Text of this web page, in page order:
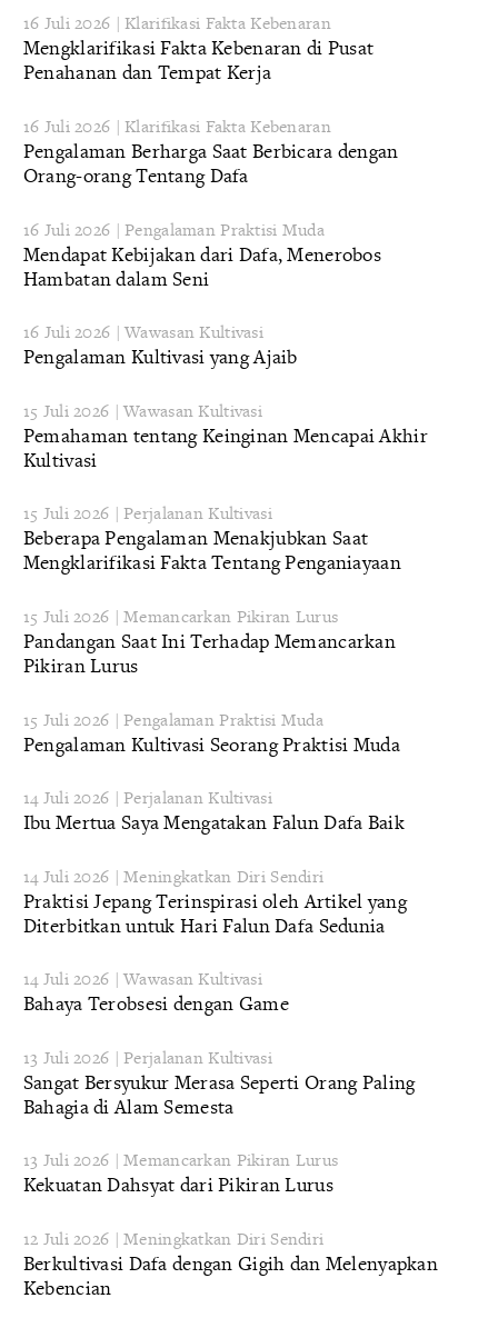
16 Juli 2026 | Klarifikasi Fakta Kebenaran
Mengklarifikasi Fakta Kebenaran di Pusat
Penahanan dan Tempat Kerja
16 Juli 2026 | Klarifikasi Fakta Kebenaran
Pengalaman Berharga Saat Berbicara dengan
Orang-orang Tentang Dafa
16 Juli 2026 | Pengalaman Praktisi Muda
Mendapat Kebijakan dari Dafa, Menerobos
Hambatan dalam Seni
16 Juli 2026 | Wawasan Kultivasi
Pengalaman Kultivasi yang Ajaib
15 Juli 2026 | Wawasan Kultivasi
Pemahaman tentang Keinginan Mencapai Akhir
Kultivasi
15 Juli 2026 | Perjalanan Kultivasi
Beberapa Pengalaman Menakjubkan Saat
Mengklarifikasi Fakta Tentang Penganiayaan
15 Juli 2026 | Memancarkan Pikiran Lurus
Pandangan Saat Ini Terhadap Memancarkan
Pikiran Lurus
15 Juli 2026 | Pengalaman Praktisi Muda
Pengalaman Kultivasi Seorang Praktisi Muda
14 Juli 2026 | Perjalanan Kultivasi
Ibu Mertua Saya Mengatakan Falun Dafa Baik
14 Juli 2026 | Meningkatkan Diri Sendiri
Praktisi Jepang Terinspirasi oleh Artikel yang
Diterbitkan untuk Hari Falun Dafa Sedunia
14 Juli 2026 | Wawasan Kultivasi
Bahaya Terobsesi dengan Game
13 Juli 2026 | Perjalanan Kultivasi
Sangat Bersyukur Merasa Seperti Orang Paling
Bahagia di Alam Semesta
13 Juli 2026 | Memancarkan Pikiran Lurus
Kekuatan Dahsyat dari Pikiran Lurus
12 Juli 2026 | Meningkatkan Diri Sendiri
Berkultivasi Dafa dengan Gigih dan Melenyapkan
Kebencian